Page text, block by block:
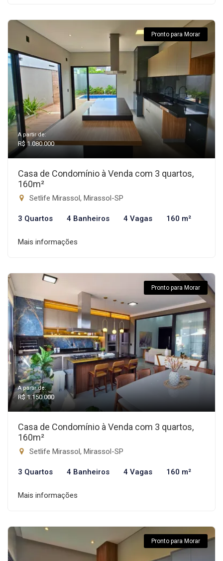
Pronto para Morar
A partir de:
R$ 1.080.000
Casa de Condomínio à Venda com 3 quartos,
160m²
Setlife Mirassol, Mirassol-SP
3 Quartos 4 Banheiros 4 Vagas 160 m²
Mais informações
Pronto para Morar
A partir de:
R$ 1.150.000
Casa de Condomínio à Venda com 3 quartos,
160m²
Setlife Mirassol, Mirassol-SP
3 Quartos 4 Banheiros 4 Vagas 160 m²
Mais informações
Pronto para Morar